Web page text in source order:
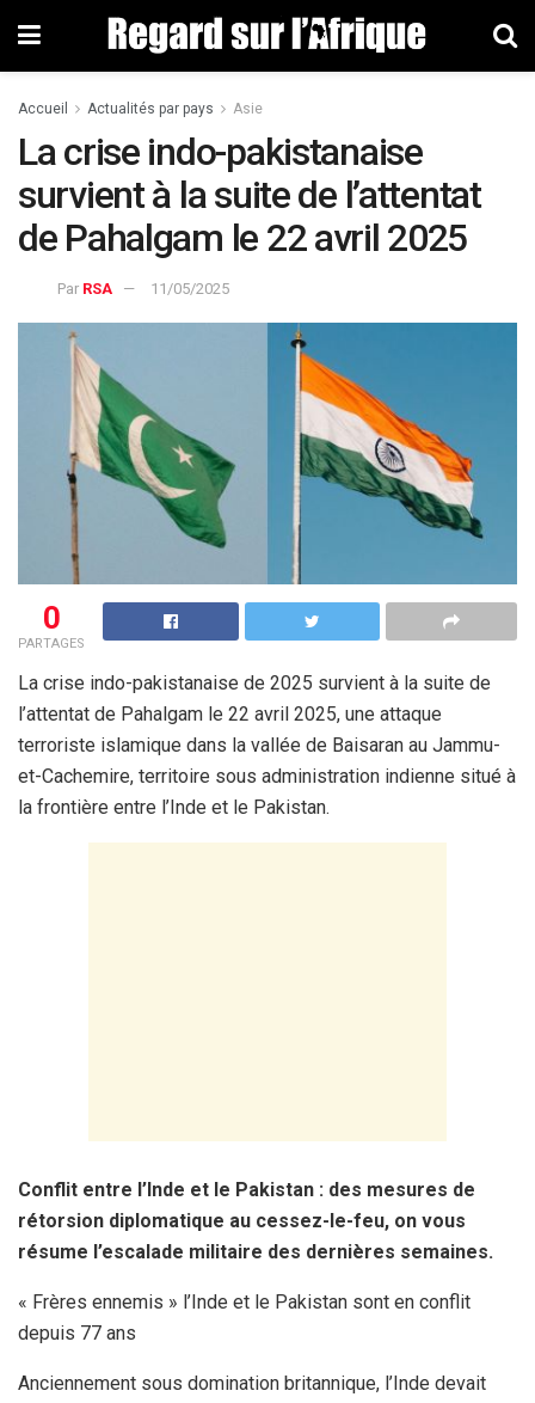
Accueil Actualités par pays Asie
La crise indo-pakistanaise
survient à la suite de l’attentat
de Pahalgam le 22 avril 2025
Par RSA 11/05/2025
0
PARTAGES
La crise indo-pakistanaise de 2025 survient à la suite de
l’attentat de Pahalgam le 22 avril 2025, une attaque
terroriste islamique dans la vallée de Baisaran au Jammu-
et-Cachemire, territoire sous administration indienne situé à
la frontière entre l’Inde et le Pakistan.
Conflit entre l’Inde et le Pakistan : des mesures de
rétorsion diplomatique au cessez-le-feu, on vous
résume l’escalade militaire des dernières semaines.
« Frères ennemis » l’Inde et le Pakistan sont en conflit
depuis 77 ans
Anciennement sous domination britannique, l’Inde devait